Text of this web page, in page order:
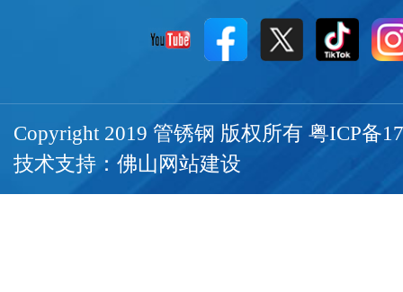
Copyright 2019 管锈钢 版权所有 粤ICP备
技术支持： 佛山网站建设